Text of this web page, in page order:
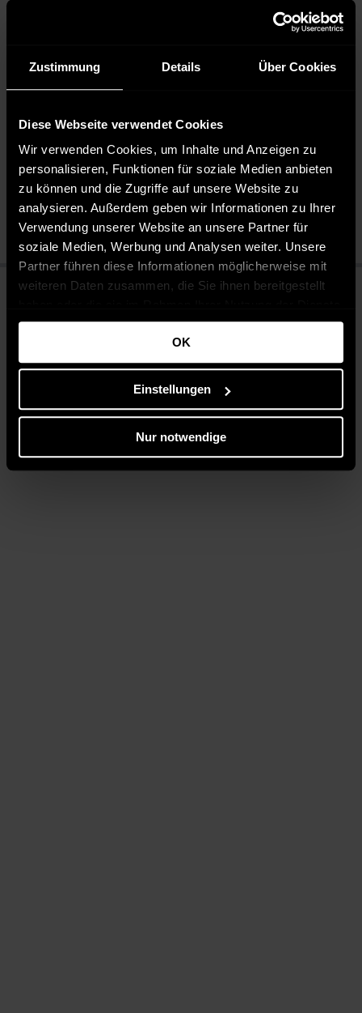
Zustimmung Details Über Cookies
Diese Webseite verwendet Cookies
Wir verwenden Cookies, um Inhalte und Anzeigen zu
personalisieren, Funktionen für soziale Medien anbieten
zu können und die Zugriffe auf unsere Website zu
analysieren. Außerdem geben wir Informationen zu Ihrer
Verwendung unserer Website an unsere Partner für
soziale Medien, Werbung und Analysen weiter. Unsere
Partner führen diese Informationen möglicherweise mit
weiteren Daten zusammen, die Sie ihnen bereitgestellt
gesammelt haben.
OK
Einstellungen
Nur notwendige
DESIGNED IN GERMANY: Mit Liebe zum Detail in
höchste Qualität und exzellente Verarbeitung.
Pflegehinweise
Bleichen nicht erlaubt
Nicht chemisch reinigen
Bügeln mit mittlerer Temperatur